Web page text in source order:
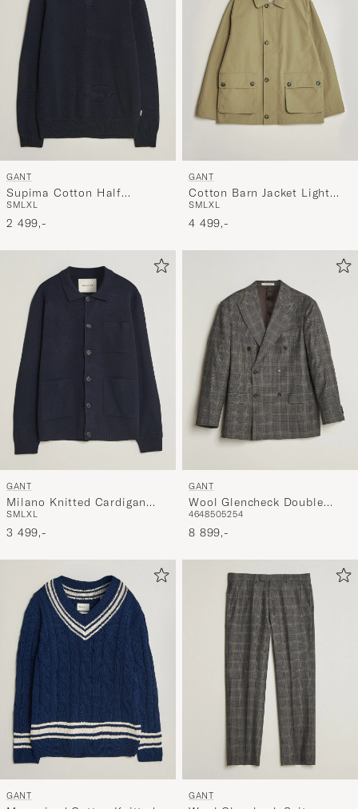
GANT
Supima Cotton Half
Buttoned Neck Evening Blue
SMLXL
2 499,-
GANT
Cotton Barn Jacket Light
Taupe
SMLXL
4 499,-
GANT
Milano Knitted Cardigan
Evening Blue
SMLXL
3 499,-
GANT
Wool Glencheck Double
Breasted Blazer Ceramic
Grey
4648505254
8 899,-
GANT GANT